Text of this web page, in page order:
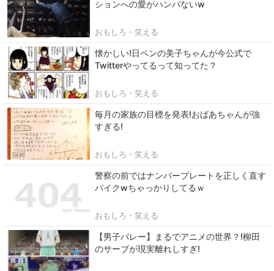
ションへの愛がハンパないw
おもしろ・笑える
懐かしい!日ペンの美子ちゃんが今公式で
Twitterやってるって知ってた？
おもしろ・笑える
毎月の家族の目標を発表!おばあちゃんが強
すぎる!
おもしろ・笑える
警察の前ではナンバープレートを正しく直す
バイクwちゃっかりしてるｗ
おもしろ・笑える
【男子バレー】まるでアニメの世界？!柳田
のサーブが現実離れしすぎ!